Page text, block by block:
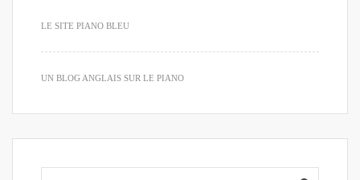
LE SITE PIANO BLEU
UN BLOG ANGLAIS SUR LE PIANO